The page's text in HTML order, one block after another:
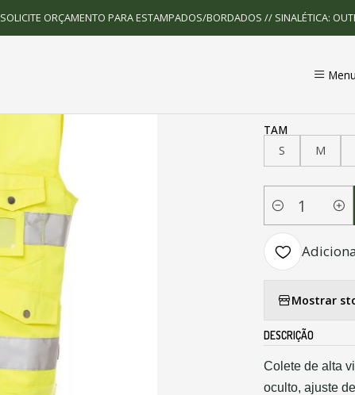
Menu
SOLICITE ORÇAMENTO PARA ESTAMPADOS/BORDADOS // SINALÉTICA:
Início Vestuário de Segurança Colete
Colete
TAM
S
M
Quantidade
Mostrar
DESCRIÇÃO
Colete de alta
oculto, ajuste